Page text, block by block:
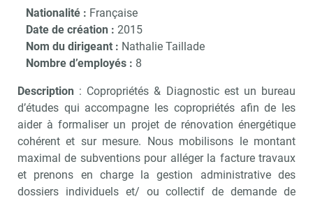
Nationalité : Française
Date de création : 2015
Nom du dirigeant : Nathalie Taillade
Nombre d’employés : 8
Description : Copropriétés & Diagnostic est un bureau
d’études qui accompagne les copropriétés afin de les
aider à formaliser un projet de rénovation énergétique
cohérent et sur mesure. Nous mobilisons le montant
maximal de subventions pour alléger la facture travaux
et prenons en charge la gestion administrative des
dossiers individuels et/ ou collectif de demande de